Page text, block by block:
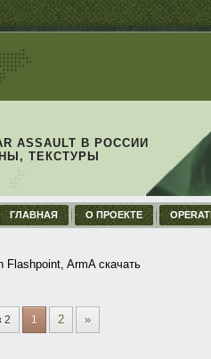
ASSAULT В РОССИИ
ТЕКСТУРЫ
ГЛАВНАЯ О ПРОЕКТЕ
Flashpoint, ArmA скачать
2 1 2 »